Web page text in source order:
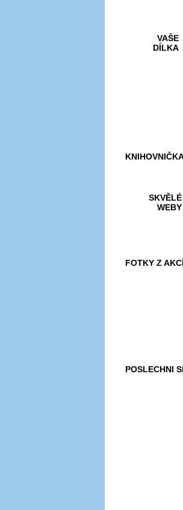
VAŠE
DÍLKA
SKVĚLÉ
WEBY
FOTKY Z AKCÍ
POSLECHNI SI